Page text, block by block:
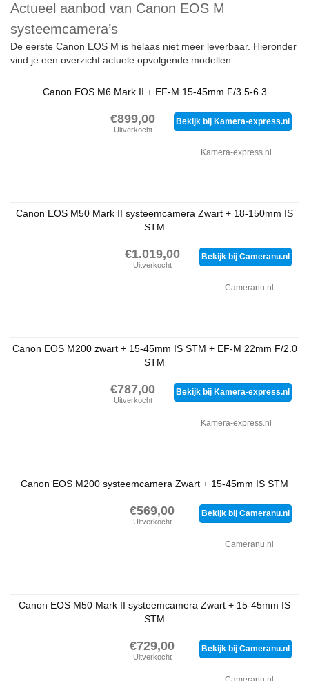
Actueel aanbod van Canon EOS M
systeemcamera’s
De eerste Canon EOS M is helaas niet meer leverbaar. Hieronder
vind je een overzicht actuele opvolgende modellen:
Canon EOS M6 Mark II + EF-M 15-45mm F/3.5-6.3
€899,00
Uitverkocht
Bekijk bij Kamera-express.nl
Kamera-express.nl
Canon EOS M50 Mark II systeemcamera Zwart + 18-150mm IS
STM
€1.019,00
Uitverkocht
Bekijk bij Cameranu.nl
Cameranu.nl
Canon EOS M200 zwart + 15-45mm IS STM + EF-M 22mm F/2.0
STM
€787,00
Uitverkocht
Bekijk bij Kamera-express.nl
Kamera-express.nl
Canon EOS M200 systeemcamera Zwart + 15-45mm IS STM
€569,00
Uitverkocht
Bekijk bij Cameranu.nl
Cameranu.nl
Canon EOS M50 Mark II systeemcamera Zwart + 15-45mm IS
STM
€729,00
Uitverkocht
Bekijk bij Cameranu.nl